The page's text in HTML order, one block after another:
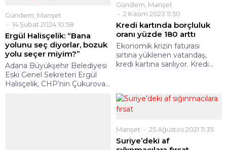
Gündem, Manşet
14 Şubat 2024 10:58
Ergül Halisçelik: “Bana
yolunu seç diyorlar, bozuk
yolu seçer miyim?”
Adana Büyükşehir Belediyesi
Eski Genel Sekreteri Ergül
Halisçelik, CHP’nin Çukurova...
Gündem, Manşet
2 Kasım 2023 11:50
Kredi kartında borçluluk
oranı yüzde 180 arttı
Ekonomik krizin faturası
sırtına yüklenen vatandaş,
kredi kartına sarılıyor. Kredi...
Manşet 25 Ağustos 2021 11:35
Suriye’deki af